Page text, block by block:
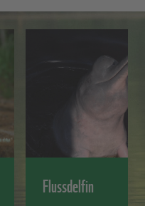
Flussdelfin